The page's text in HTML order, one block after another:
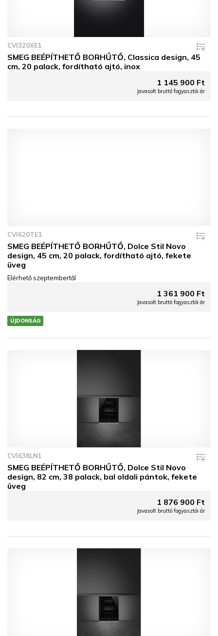
CVI320XE1
SMEG BEÉPÍTHETŐ BORHŰTŐ, Classica design, 45
cm, 20 palack, fordítható ajtó, inox
1 145 900 Ft
Javasolt bruttó fogyasztói ár
CVI620TE1
SMEG BEÉPÍTHETŐ BORHŰTŐ, Dolce Stil Novo
design, 45 cm, 20 palack, fordítható ajtó, fekete
üveg
Elérhető szeptembertől
1 361 900 Ft
Javasolt bruttó fogyasztói ár
ÚJDONSÁG
CVI638LN1
SMEG BEÉPÍTHETŐ BORHŰTŐ, Dolce Stil Novo
design, 82 cm, 38 palack, bal oldali pántok, fekete
üveg
1 876 900 Ft
Javasolt bruttó fogyasztói ár